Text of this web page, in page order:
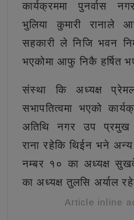
कार्यक्रममा पुनर्वास
भुलिया कुमारी रानाले
सहकारी ले निजि भवन
भएकोमा आफु निकै हर्षित
संस्था कि अध्यक्ष
सभापतित्वमा भएको
अतिथि नगर उप प्रमुख
राना रहेकि थिईन भने अन्य
नम्बर १० का अध्यक्ष
का अध्यक्ष तुलसि अर्याल
Article inline